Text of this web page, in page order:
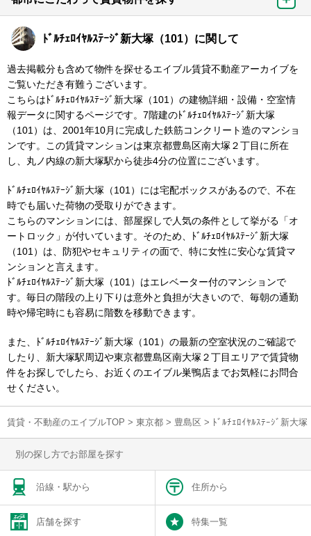
ﾄﾞﾙﾁｪﾛｲﾔﾙｽﾃｰｼﾞ新大塚（101）に関して
過去掲載分も含めて物件を探せるエイブル賃貸不動産アーカイブを
ご覧いただき有難うございます。
こちらはﾄﾞﾙﾁｪﾛｲﾔﾙｽﾃｰｼﾞ新大塚（101）の建物詳細・設備・空室情
報データに関するページです。7階建のﾄﾞﾙﾁｪﾛｲﾔﾙｽﾃｰｼﾞ新大塚
（101）は、2001年10月に完成した鉄筋コンクリート造のマンショ
ンです。この賃貸マンションは東京都豊島区南大塚２丁目に所在
し、丸ノ内線の新大塚駅から徒歩4分の位置にございます。
ﾄﾞﾙﾁｪﾛｲﾔﾙｽﾃｰｼﾞ新大塚（101）には宅配ボックスがあるので、不在
時でも届いた荷物の受取りができます。
こちらのマンションには、部屋探しで人気の条件として挙がる「オ
ートロック」が付いています。そのため、ﾄﾞﾙﾁｪﾛｲﾔﾙｽﾃｰｼﾞ新大塚
（101）は、防犯やセキュリティの面で、特に女性に安心な賃貸マ
ンションと言えます。
ﾄﾞﾙﾁｪﾛｲﾔﾙｽﾃｰｼﾞ新大塚（101）はエレベーター付のマンションで
す。毎日の階段の上り下りは意外と負担が大きいので、毎朝の通勤
時や帰宅時にも容易に階数を移動できます。
また、ﾄﾞﾙﾁｪﾛｲﾔﾙｽﾃｰｼﾞ新大塚（101）の最新の空室状況のご確認で
したり、新大塚駅周辺や東京都豊島区南大塚２丁目エリアで賃貸物
件をお探しでしたら、お近くのエイブル巣鴨店までお気軽にお問合
せください。
賃貸・不動産のエイブルTOP > 東京都 > 豊島区 > ﾄﾞﾙﾁｪﾛｲﾔﾙｽﾃｰｼﾞ新大
別の探し方でお部屋を探す
沿線・駅から 住所から
店舗を探す 特集一覧